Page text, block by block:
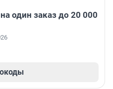
один заказ до 20 000